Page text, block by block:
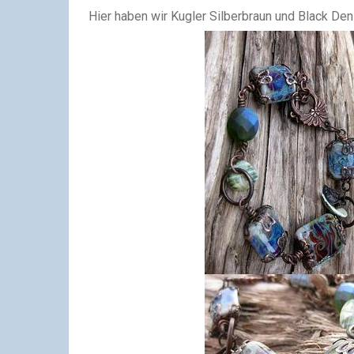
Hier haben wir Kugler Silberbraun und Black